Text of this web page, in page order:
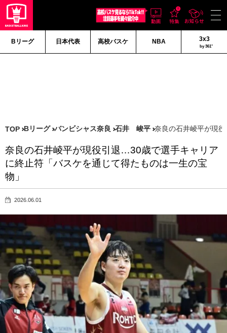
Bリーグ 日本代表 高校バスケ NBA 3x3
by 361°
TOP Bリーグ バンビシャス奈良 石井 峻平 奈良の石井崚平が現
奈良の石井崚平が現役引退…30歳で選手キャリア
に終止符「バスケを通じて得たものは一生の宝
物」
2026.06.01